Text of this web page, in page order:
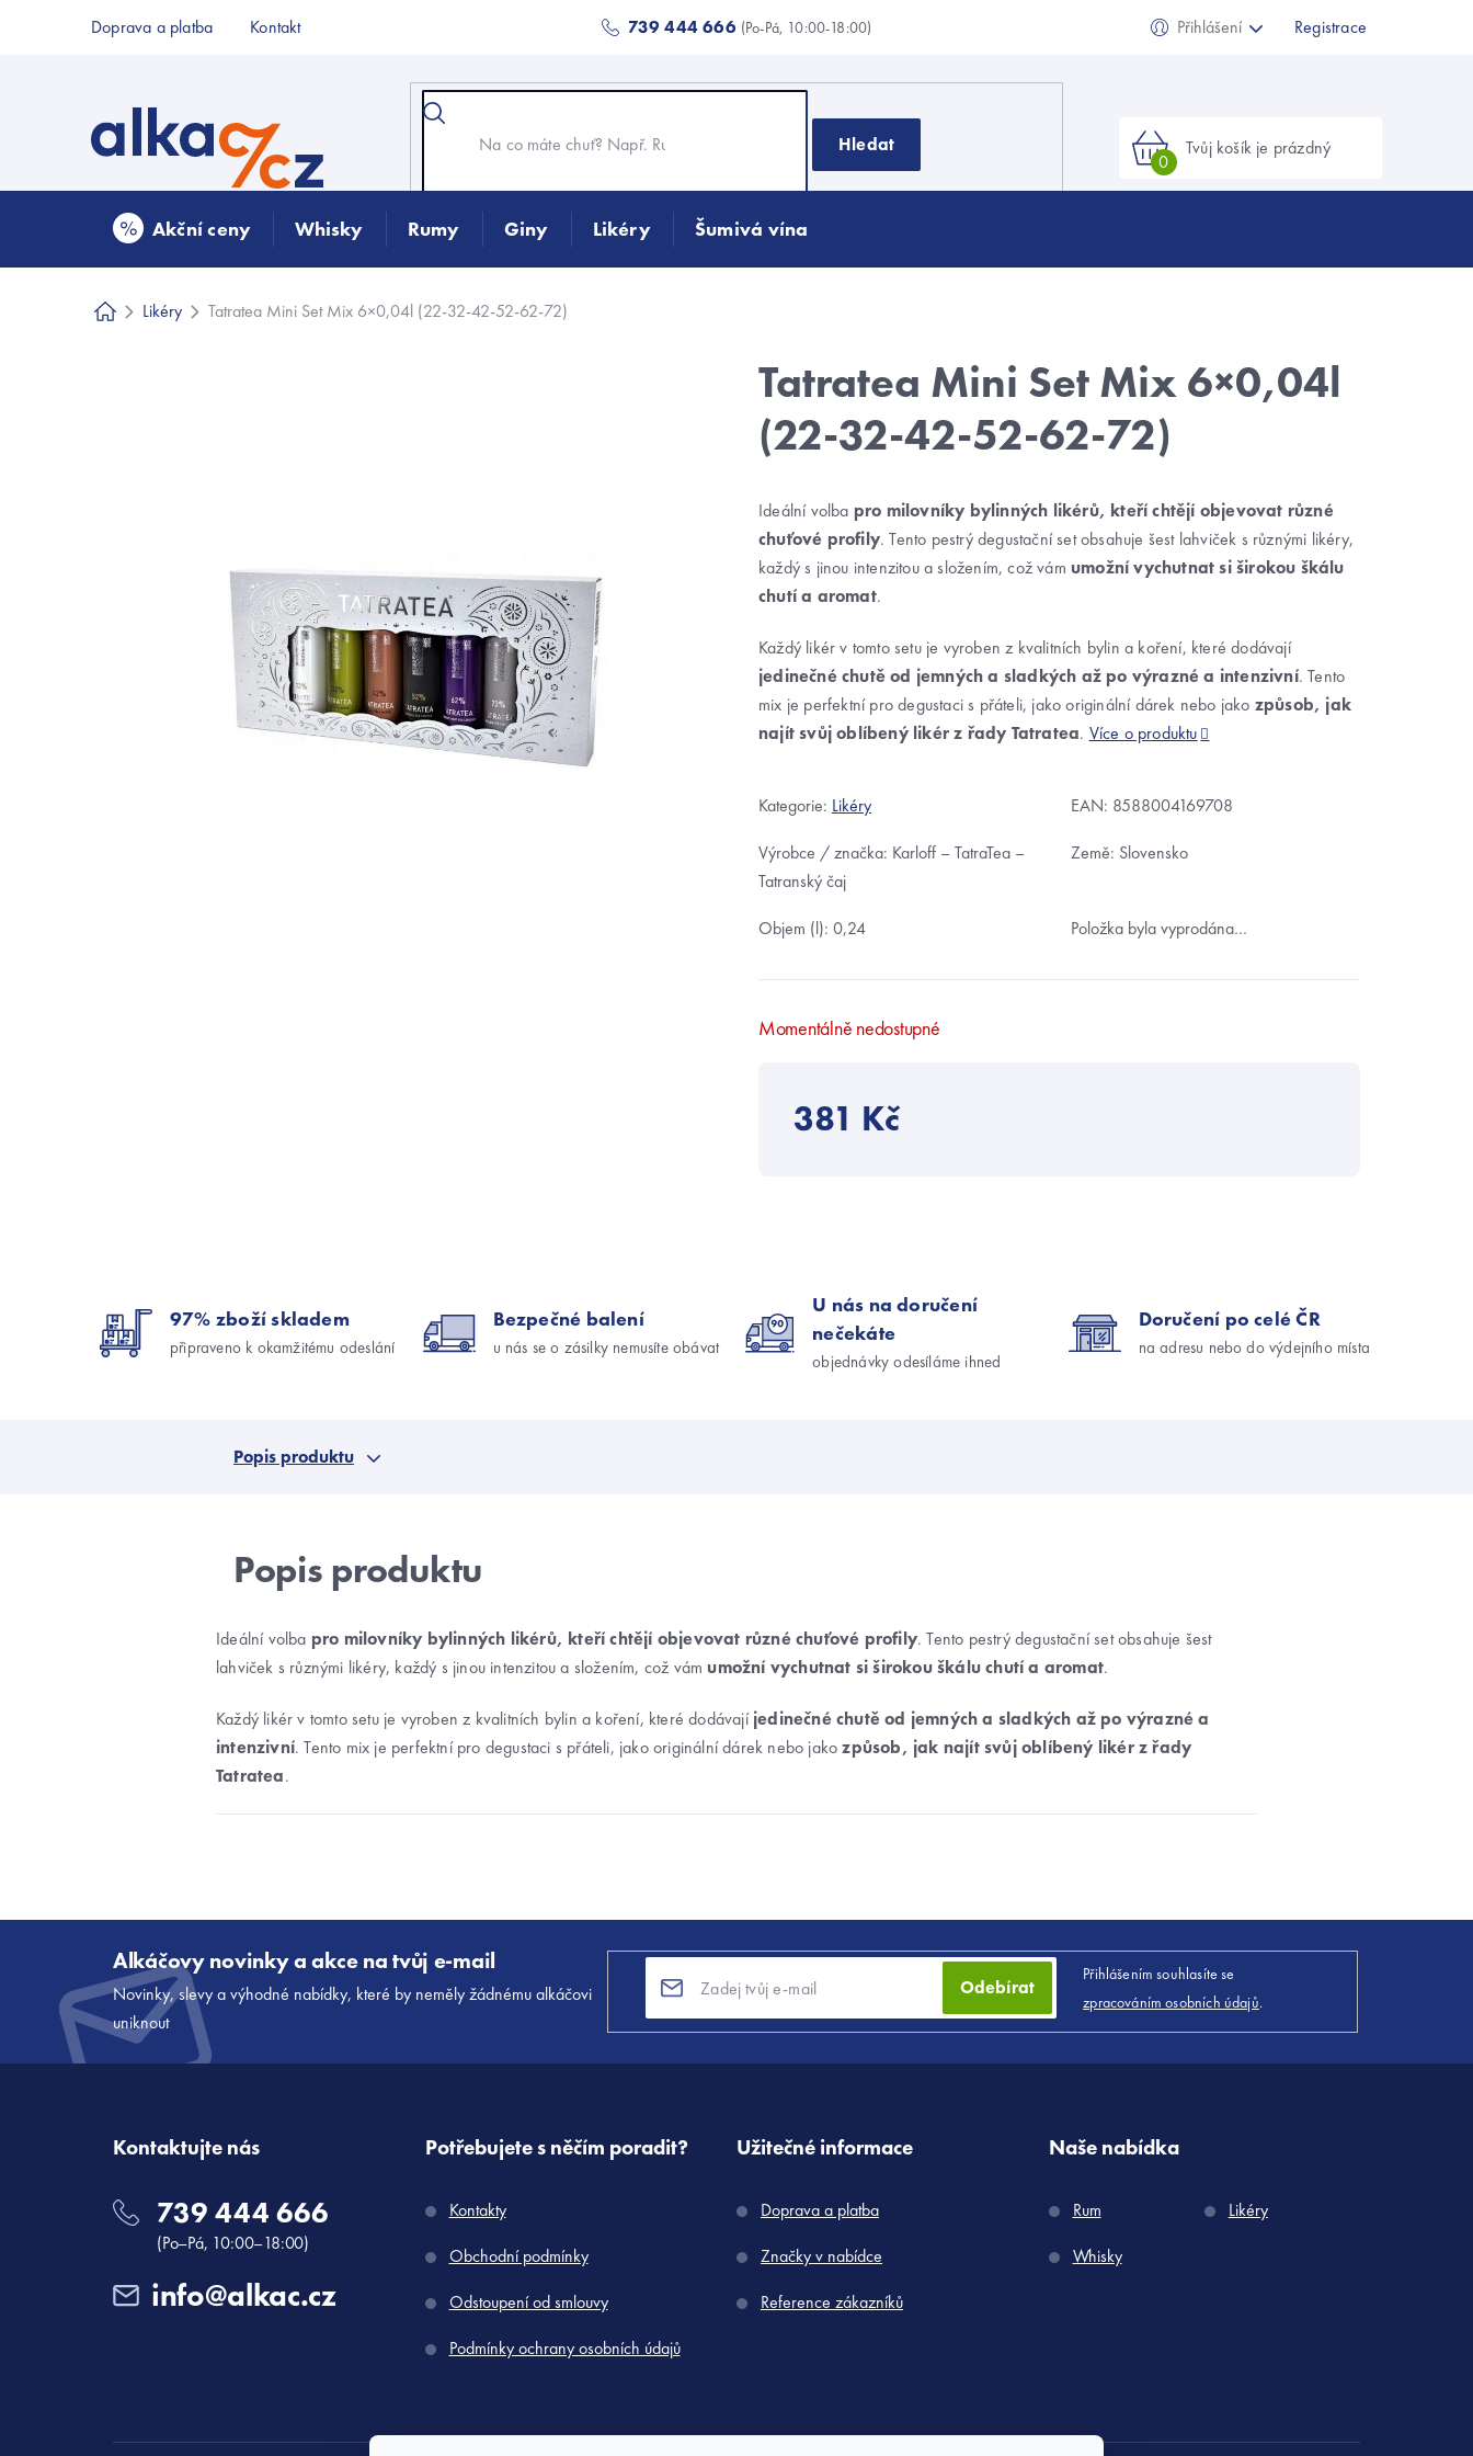
739 444 666 (Po-Pá, 10:00-18:00)
Doprava a platba Kontakt Přihlášení Registrace
Hledat Nákupní
košík
Akční ceny Whisky Rumy Giny Likéry Šumivá vína
Domů Likéry Tatratea Mini Set Mix 6×0,04l (22-32-42-52-62-72)
Tatratea Mini Set Mix 6×0,04l
(22-32-42-52-62-72)
381 Kč
Kategorie: Likéry EAN: 8588004169708
Výrobce / značka: Karloff –⁠ TatraTea –⁠
Tatranský čaj
Země: Slovensko
Objem (l): 0,24 Položka byla vyprodána…
Momentálně nedostupné
Ideální volba pro milovníky bylinných likérů, kteří chtějí objevovat různé
chuťové profily. Tento pestrý degustační set obsahuje šest lahviček s různými likéry,
každý s jinou intenzitou a složením, což vám umožní vychutnat si širokou škálu
chutí a aromat.
Každý likér v tomto setu je vyroben z kvalitních bylin a koření, které dodávají
jedinečné chutě od jemných a sladkých až po výrazné a intenzivní. Tento
mix je perfektní pro degustaci s přáteli, jako originální dárek nebo jako způsob, jak
najít svůj oblíbený likér z řady Tatratea. Více o produktu
97% zboží skladem
připraveno k okamžitému odeslání
Bezpečné balení
u nás se o zásilky nemusíte obávat
U nás na doručení
nečekáte
objednávky odesíláme ihned
Doručení po celé ČR
na adresu nebo do výdejního místa
Popis produktu
Ideální volba pro milovníky bylinných likérů, kteří chtějí objevovat různé chuťové profily. Tento pestrý degustační set obsahuje šest
lahviček s různými likéry, každý s jinou intenzitou a složením, což vám umožní vychutnat si širokou škálu chutí a aromat.
Každý likér v tomto setu je vyroben z kvalitních bylin a koření, které dodávajíjedinečné chutě od jemných a sladkých až po výrazné a
intenzivní. Tento mix je perfektní pro degustaci s přáteli, jako originální dárek nebo jakozpůsob, jak najít svůj oblíbený likér z řady
Tatratea.
Alkáčovy novinky a akce na tvůj e-mail
Novinky, slevy a výhodné nabídky, které by neměly žádnému alkáčovi
uniknout
Odebírat
Přihlášením souhlasíte se
zpracováním osobních údajů.
Kontaktujte nás
739 444 666
(Po–Pá, 10:00–18:00)
info@alkac.cz
Potřebujete s něčím poradit?
Kontakty
Obchodní podmínky
Odstoupení od smlouvy
Podmínky ochrany osobních údajů
Užitečné informace
Doprava a platba
Značky v nabídce
Reference zákazníků
Naše nabídka
Rum
Whisky
Likéry